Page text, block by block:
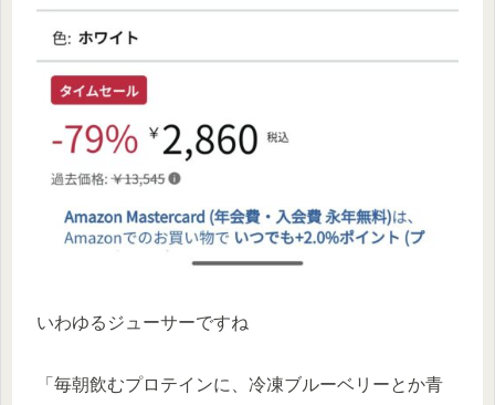
いわゆるジューサーですね
「毎朝飲むプロテインに、冷凍ブルーベリーとか青